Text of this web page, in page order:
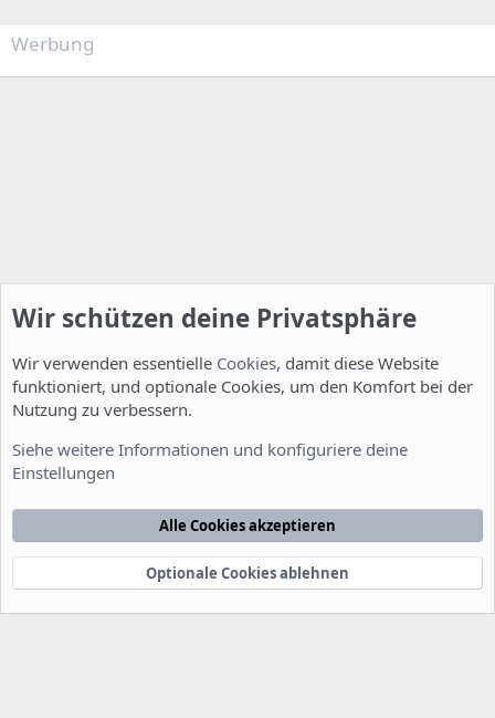
Werbung
Nutzungsbedingungen Datenschutzerklärung
Startseite
e
Community platform by XenForo® © 2010-2022 XenForo Ltd.
xenDach©2010-2014
Wir schützen deine Privatsphäre
Wir verwenden essentielle Cookies, damit diese Website
funktioniert, und optionale Cookies, um den Komfort bei der
Nutzung zu verbessern.
Siehe weitere Informationen und konfiguriere deine
Einstellungen
Alle Cookies akzeptieren
Optionale Cookies ablehnen